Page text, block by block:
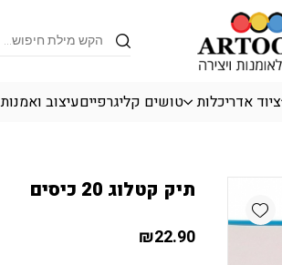
Products
search
ציוד אדריכלות טושים קליגרפייםעיצוב ואמנות
תיק קטלוג 20 כיסים
₪22.90
Add wishlist